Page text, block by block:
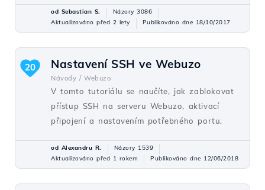
od Sebastian S.
Názory 3086
Aktualizováno před 2 lety
Publikováno dne 18/10/2017
Nastavení SSH ve Webuzo
Návody / Webuzo
V tomto tutoriálu se naučíte, jak zablokovat
přístup SSH na serveru Webuzo, aktivací
připojení a nastavením potřebného portu.
20
od Alexandru R.
Názory 1539
Aktualizováno před 1 rokem
Publikováno dne 12/06/2018